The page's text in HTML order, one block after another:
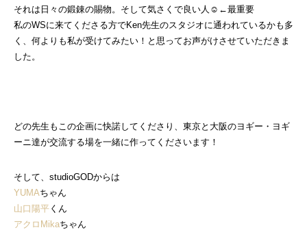
それは日々の鍛錬の賜物。そして気さくで良い人☺←最重要
私のWSに来てくださる方でKen先生のスタジオに通われているかも多
く、何よりも私が受けてみたい！と思ってお声がけさせていただきま
した。
どの先生もこの企画に快諾してくださり、東京と大阪のヨギー・ヨギ
ーニ達が交流する場を一緒に作ってくださいます！
そして、studioGODからは
YUMAちゃん
山口陽平 くん
アクロMikaちゃん